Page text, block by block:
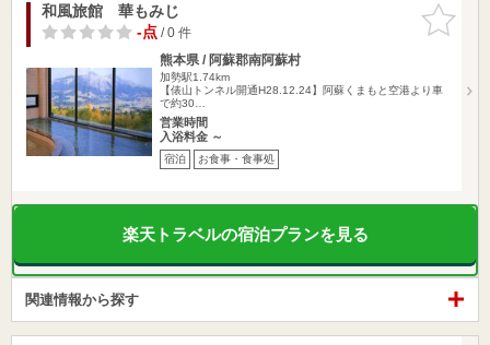
お気に入
りに追加
和風旅館 華もみじ
-点/ 0 件
熊本県 / 阿蘇郡南阿蘇村
加勢駅1.74km
【俵山トンネル開通H28.12.24】阿蘇くまもと空港より車
で約30…
営業時間
入浴料金 ～
宿泊 お食事・食事処
楽天トラベルの宿泊プランを見る
関連情報から探す